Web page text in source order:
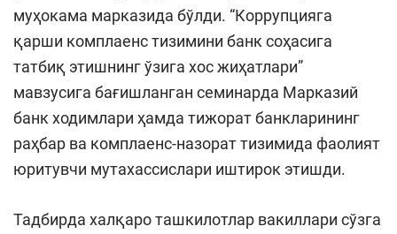
муҳокама марказида бўлди. “Коррупцияга
қарши комплаенс тизимини банк соҳасига
татбиқ этишнинг ўзига хос жиҳатлари”
мавзусига бағишланган семинарда Марказий
банк ходимлари ҳамда тижорат банкларининг
раҳбар ва комплаенс-назорат тизимида фаолият
юритувчи мутахассислари иштирок этишди.
Тадбирда халқаро ташкилотлар вакиллари сўзга